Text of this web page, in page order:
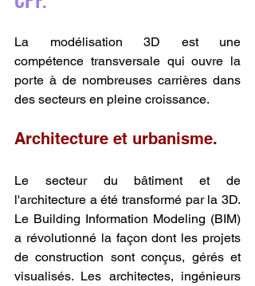
La modélisation 3D est une
compétence transversale qui ouvre la
porte à de nombreuses carrières dans
des secteurs en pleine croissance.
Architecture et urbanisme.
Le secteur du bâtiment et de
l'architecture a été transformé par la 3D.
Le Building Information Modeling (BIM)
a révolutionné la façon dont les projets
de construction sont conçus, gérés et
visualisés. Les architectes, ingénieurs